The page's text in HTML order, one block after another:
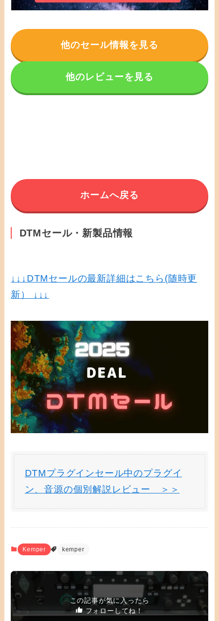
他のセール情報を見る
他のレビューを見る
ホームへ戻る
DTMセール・新製品情報
↓↓↓ DTMセールの最新詳細はこちら(随時更
新） ↓↓↓
DTMプラグインセール中のプラグイ
ン、音源の個別解説レビュー ＞＞
Kemper kemper
この記事が気に入ったら
フォローしてね！